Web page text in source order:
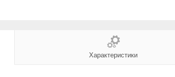
Характеристики